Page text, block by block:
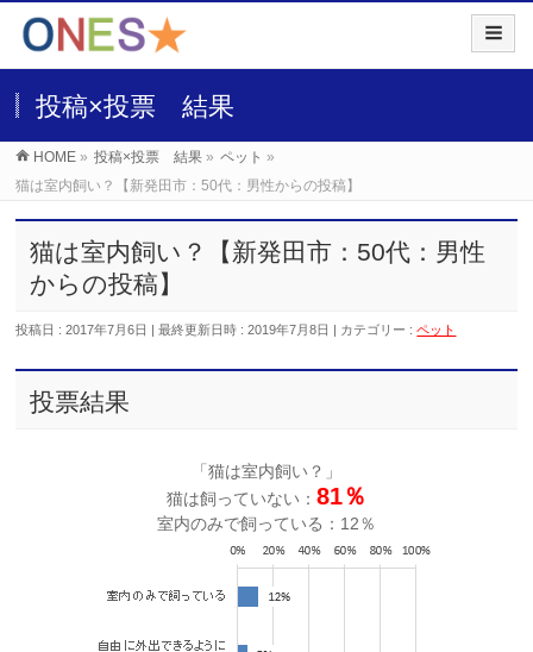
投稿×投票 結果
HOME » 投稿×投票 結果 » ペット »
猫は室内飼い？【新発田市：50代：男性からの投稿】
猫は室内飼い？【新発田市：50代：男性
からの投稿】
投稿日 : 2017年7月6日 最終更新日時 : 2019年7月8日 カテゴリー :ペット
投票結果
「猫は室内飼い？」
猫は飼っていない： 81％
室内のみで飼っている：12％